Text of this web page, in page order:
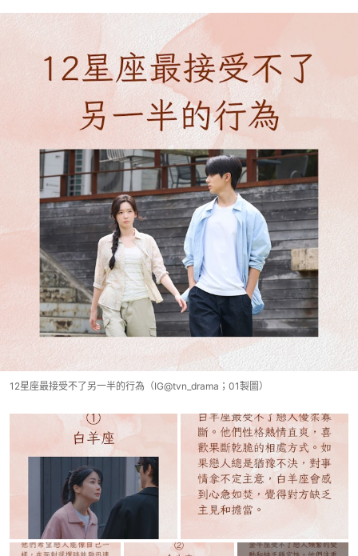
12星座最接受不了另一半的行為（IG@tvn_drama；01製圖）